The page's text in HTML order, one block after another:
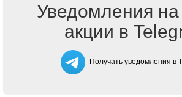
Уведомления
акции в
Получать уведомления в